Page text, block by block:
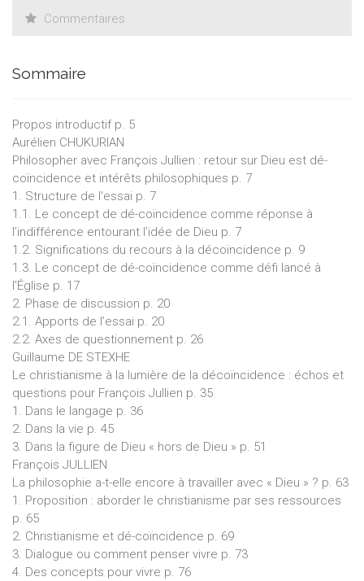
Commentaires
Sommaire
Propos introductif p. 5
Aurélien CHUKURIAN
Philosopher avec François Jullien : retour sur Dieu est dé-
coïncidence et intérêts philosophiques p. 7
1. Structure de l'essai p. 7
1.1. Le concept de dé-coïncidence comme réponse à
l’indifférence entourant l’idée de Dieu p. 7
1.2. Significations du recours à la décoïncidence p. 9
1.3. Le concept de dé-coïncidence comme défi lancé à
l’Église p. 17
2. Phase de discussion p. 20
2.1. Apports de l’essai p. 20
2.2. Axes de questionnement p. 26
Guillaume DE STEXHE
Le christianisme à la lumière de la décoïncidence : échos et
questions pour François Jullien p. 35
1. Dans le langage p. 36
2. Dans la vie p. 45
3. Dans la figure de Dieu « hors de Dieu » p. 51
François JULLIEN
La philosophie a-t-elle encore à travailler avec « Dieu » ? p. 63
1. Proposition : aborder le christianisme par ses ressources
p. 65
2. Christianisme et dé-coïncidence p. 69
3. Dialogue ou comment penser vivre p. 73
4. Des concepts pour vivre p. 76